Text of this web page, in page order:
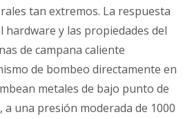
tan extremos. La respuesta
hardware y las propiedades del
de campana caliente
de bombeo directamente en
metales de bajo punto de
a una presión moderada de 1000